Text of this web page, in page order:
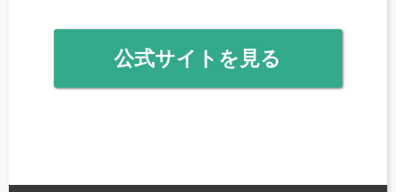
公式サイトを見る